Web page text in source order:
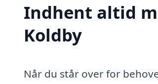
Indhent altid
Koldby
Når du står over for